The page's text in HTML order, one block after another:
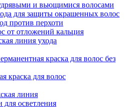
и вьющимися волосами
для защиты окрашенных волос
против перхоти
от отложений кальция
линия ухода
краска для волос без
краска для волос
линия
осветления